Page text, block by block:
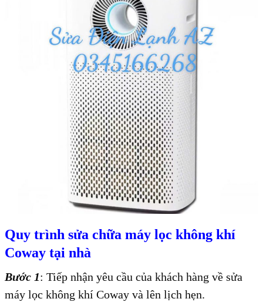
Quy trình sửa chữa máy lọc không khí
Coway tại nhà
Bước 1: Tiếp nhận yêu cầu của khách hàng về sửa
máy lọc không khí Coway và lên lịch hẹn.